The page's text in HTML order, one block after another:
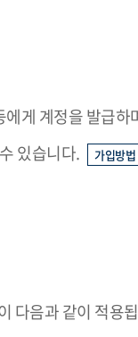
게 계정을 발급
있습니다. 가입방법
다음과 같이 적용